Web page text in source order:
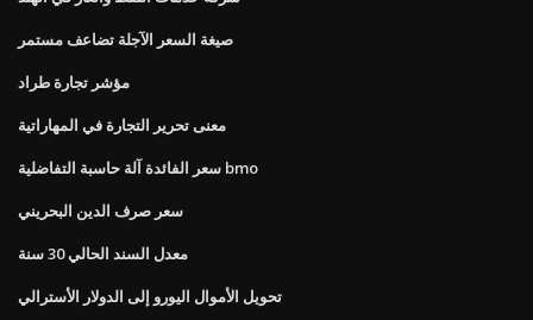
صيغة السعر الآجلة تضاعف مستمر
مؤشر تجارة طراد
معنى تحرير التجارة في المهاراتية
سعر الفائدة آلة حاسبة التفاضلية bmo
سعر صرف الدين البحريني
معدل السند الحالي 30 سنة
تحويل الأموال اليورو إلى الدولار الأسترالي